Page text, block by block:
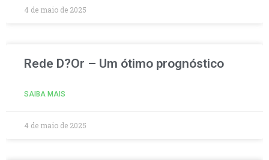
4 de maio de 2025
Rede D?Or – Um ótimo prognóstico
SAIBA MAIS
4 de maio de 2025